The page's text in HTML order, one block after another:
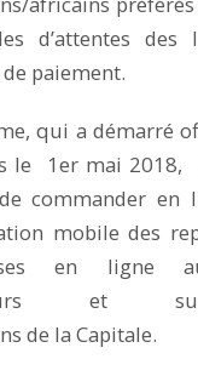
d’attentes des
paiement.
qui a démarré
le 1er mai 2018,
commander en
mobile des
en ligne
et
de la Capitale.